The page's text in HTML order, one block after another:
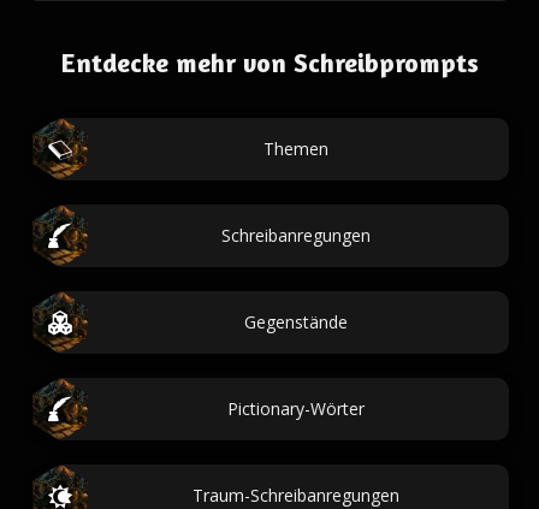
Entdecke mehr von Schreibprompts
Themen
Schreibanregungen
Gegenstände
Pictionary-Wörter
Traum-Schreibanregungen